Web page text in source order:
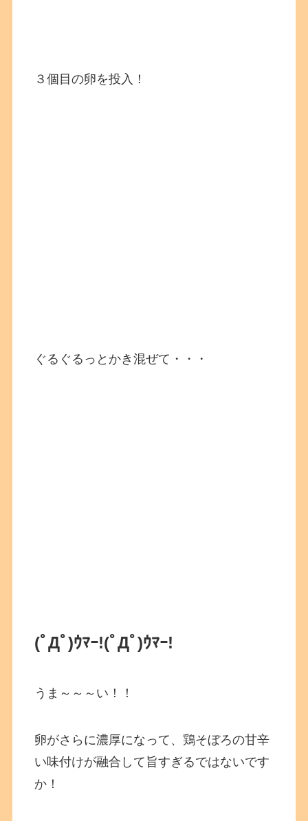
３個目の卵を投入！
ぐるぐるっとかき混ぜて・・・
(ﾟДﾟ)ｳﾏｰ!(ﾟДﾟ)ｳﾏｰ!
うま～～～い！！
卵がさらに濃厚になって、鶏そぼろの甘辛
い味付けが融合して旨すぎるではないです
か！